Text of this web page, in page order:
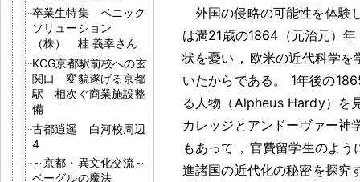
卒業生特集 ベニック
ソリューション
（株） 桂 義幸さん
KCG京都駅前校への玄
関口 変貌遂げる京都
駅 相次ぐ商業施設整
備
古都逍遥 白河校周辺
4
～京都・異文化交流～
ベーグルの魔法
外国の侵略の可能性を体験
は満21歳の1864（元治元）年
状を憂い ， 欧米の近代科学を
いたからである 。
1年後の
る人物（Alpheus Hardy）を
カレッジとアンドーヴァー神
もあって ， 官費留学生のよう
進諸国の近代化の秘密を探究